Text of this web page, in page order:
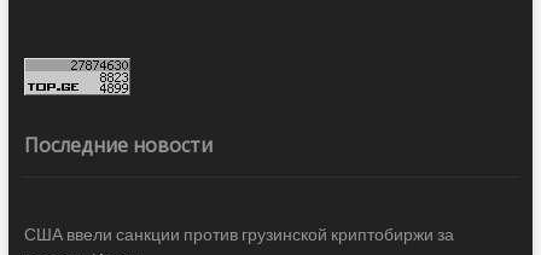
Последние новости
США ввели санкции против грузинской криптобиржи за